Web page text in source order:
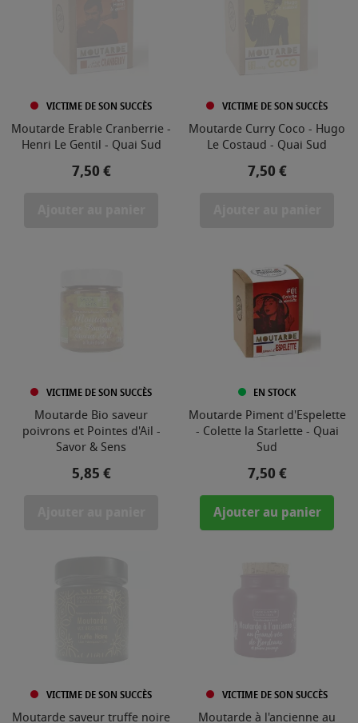
VICTIME DE SON SUCCÈS
Moutarde Erable Cranberrie -
Henri Le Gentil - Quai Sud
Prix
7,50 €
VICTIME DE SON SUCCÈS
Moutarde Curry Coco - Hugo
Le Costaud - Quai Sud
Prix
7,50 €
VICTIME DE SON SUCCÈS
Moutarde Bio saveur
poivrons et Pointes d'Ail -
Savor & Sens
Prix
5,85 €
EN STOCK
Moutarde Piment d'Espelette
- Colette la Starlette - Quai
Sud
Prix
7,50 €
Ajouter au panier
VICTIME DE SON SUCCÈS
Moutarde saveur truffe noire
VICTIME DE SON SUCCÈS
Moutarde à l'ancienne au